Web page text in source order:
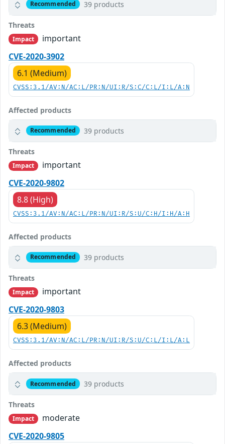
Recommended 39 products
Threats
Impact
important
CVE-2020-3902
6.1 (Medium)
CVSS:3.1/AV:N/AC:L/PR:N/UI:R/S:C/C:L/I:L/A:N
Affected products
Recommended 39 products
Threats
Impact
important
CVE-2020-9802
8.8 (High)
CVSS:3.1/AV:N/AC:L/PR:N/UI:R/S:U/C:H/I:H/A:H
Affected products
Recommended 39 products
Threats
Impact
important
CVE-2020-9803
6.3 (Medium)
CVSS:3.1/AV:N/AC:L/PR:N/UI:R/S:U/C:L/I:L/A:L
Affected products
Recommended 39 products
Threats
Impact
moderate
CVE-2020-9805